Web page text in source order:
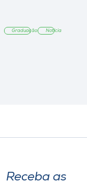
Graduação Notícia
Receba as